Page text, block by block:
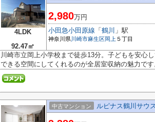
4LDK
92.47㎡
2,980万円
小田急小田原線 「 鶴川 」駅
神奈川県川崎市麻生区 岡上 ５丁目
川崎市立岡上小学校まで徒歩13分。子どもを安心
できる空間にしてくれるのが全居室収納の魅力で
中古マンション ルピナス鶴川サウ